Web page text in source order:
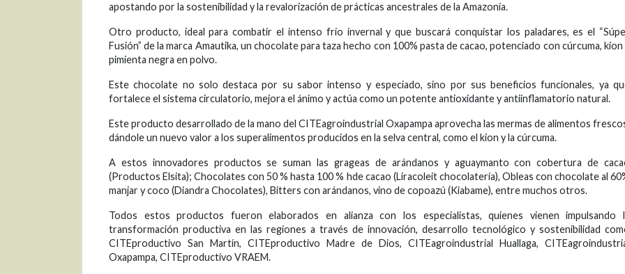
apostando por la sostenibilidad y la revalorización de prácticas ancestrales de la Amazonía.
Otro producto, ideal para combatir el intenso frío invernal y que buscará conquistar los paladares, es el
Fusión” de la marca Amautika, un chocolate para taza hecho con 100% pasta de cacao, potenciado con cúrcuma, kion
pimienta negra en polvo.
Este chocolate no solo destaca por su sabor intenso y especiado, sino por sus beneficios funcionales, ya
fortalece el sistema circulatorio, mejora el ánimo y actúa como un potente antioxidante y antiinflamatorio natural.
Este producto desarrollado de la mano del CITEagroindustrial Oxapampa aprovecha las mermas de alimentos
dándole un nuevo valor a los superalimentos producidos en la selva central, como el kion y la cúrcuma.
A estos innovadores productos se suman las grageas de arándanos y aguaymanto con cobertura de
(Productos Elsita); Chocolates con 50 % hasta 100 % hde cacao (Liracoleit chocolatería), Obleas con chocolate al
manjar y coco (Diandra Chocolates), Bitters con arándanos, vino de copoazú (Kiabame), entre muchos otros.
Todos estos productos fueron elaborados en alianza con los especialistas, quienes vienen impulsando
transformación productiva en las regiones a través de innovación, desarrollo tecnológico y sostenibilidad
CITEproductivo San Martín, CITEproductivo Madre de Dios, CITEagroindustrial Huallaga,
Oxapampa, CITEproductivo VRAEM.